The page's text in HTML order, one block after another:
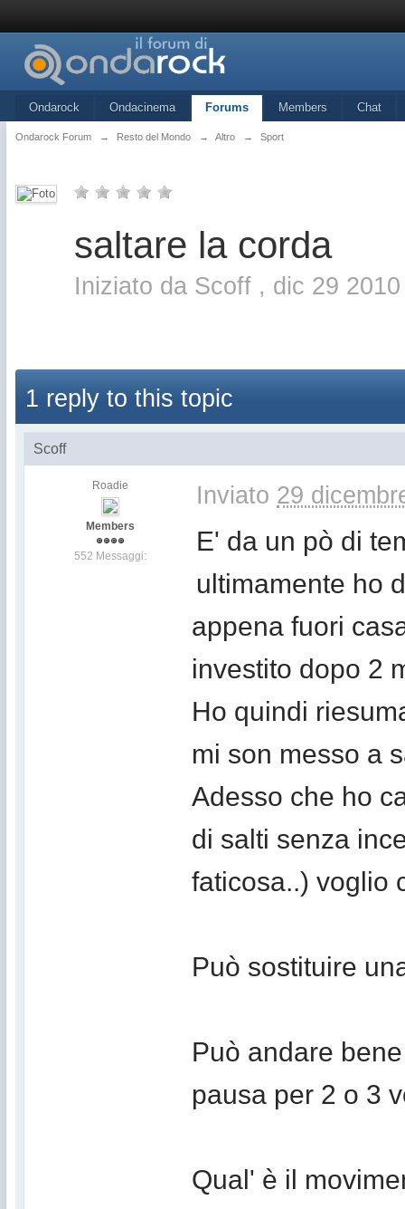
Ondarock Ondacinema Forums Members Chat
Ondarock Forum → Resto del Mondo → Altro → Sport
saltare la corda
Iniziato da Scoff , dic 29
1 reply to this topic
Scoff
Roadie
Members
552 Messaggi:
Inviato 29
E' da un pò di
ultimamente ho
appena fuori
investito dopo 2
Ho quindi
mi son messo a
Adesso che ho
di salti senza
faticosa..) voglio
Può sostituire
Può andare
pausa per 2 o 3
Qual' è il